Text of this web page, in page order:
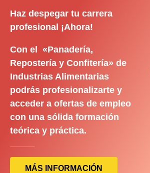
Haz despegar tu carrera
profesional ¡Ahora!
Con el «Panadería,
Repostería y Confitería» de
Industrias Alimentarias
podrás profesionalizarte y
acceder a ofertas de empleo
con una sólida formación
teórica y práctica.
MÁS INFORMACIÓN